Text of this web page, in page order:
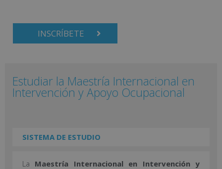
INSCRÍBETE
Estudiar la Maestría Internacional en
Intervención y Apoyo Ocupacional
SISTEMA DE ESTUDIO
La Maestría Internacional en Intervención y